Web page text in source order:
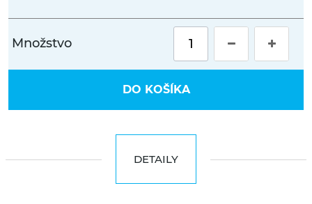
Množstvo
DO KOŠÍKA
DETAILY